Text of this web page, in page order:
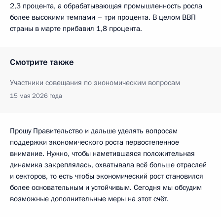
2,3 процента, а обрабатывающая промышленность росла
более высокими темпами – три процента. В целом ВВП
страны в марте прибавил 1,8 процента.
Смотрите также
Участники совещания по экономическим вопросам
15 мая 2026 года
Прошу Правительство и дальше уделять вопросам
поддержки экономического роста первостепенное
внимание. Нужно, чтобы наметившаяся положительная
динамика закреплялась, охватывала всё больше отраслей
и секторов, то есть чтобы экономический рост становился
более основательным и устойчивым. Сегодня мы обсудим
возможные дополнительные меры на этот счёт.